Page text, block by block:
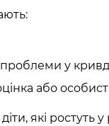
проблеми у
або
які ростуть